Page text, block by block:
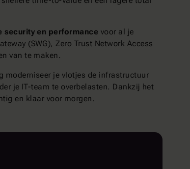
security en performance voor al je
(SWG), Zero Trust Network Access
van te maken.
moderniseer je vlotjes de infrastructuur
je IT-team te overbelasten. Dankzij het
en klaar voor morgen.